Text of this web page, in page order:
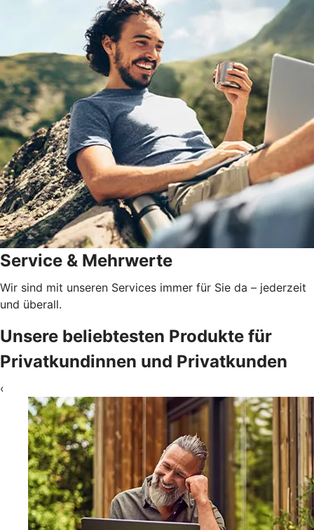
Service & Mehrwerte
Wir sind mit unseren Services immer für Sie da – jederzeit
und überall.
Unsere beliebtesten Produkte für
Privatkundinnen und Privatkunden
‹